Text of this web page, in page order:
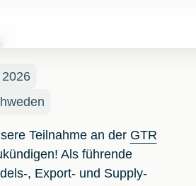
Teilnahme an der GTR
Als führende
, Export- und Supply-